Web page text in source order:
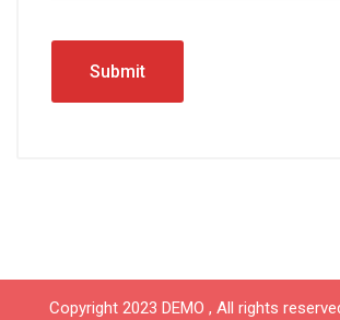
Copyright 2023 DEMO , All rights